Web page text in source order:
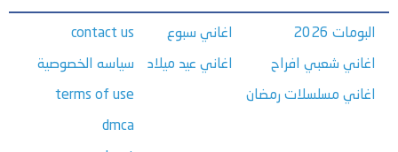
البومات 2026
اغاني شعبي افراح
اغاني مسلسلات رمضان
اغاني سبوع
اغاني عيد ميلاد
contact us
سياسه الخصوصية
terms of use
dmca